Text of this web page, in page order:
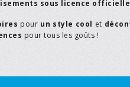
sous licence officielle
pour un style cool et
pour tous les goûts !